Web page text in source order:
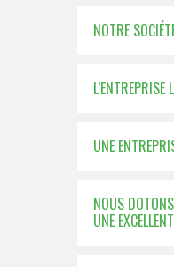
NOTRE
UNE
NOUS
UNE